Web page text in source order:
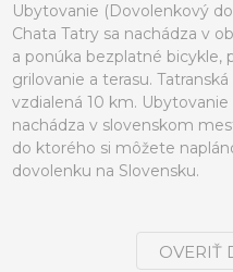
Ubytovanie (Dovolenkový
Chata Tatry sa nachádza v
a ponúka bezplatné bicykle,
grilovanie a terasu.
vzdialená 10 km. Ubytovanie
nachádza v slovenskom
do ktorého si môžete
dovolenku na Slovensku.
OVERIŤ